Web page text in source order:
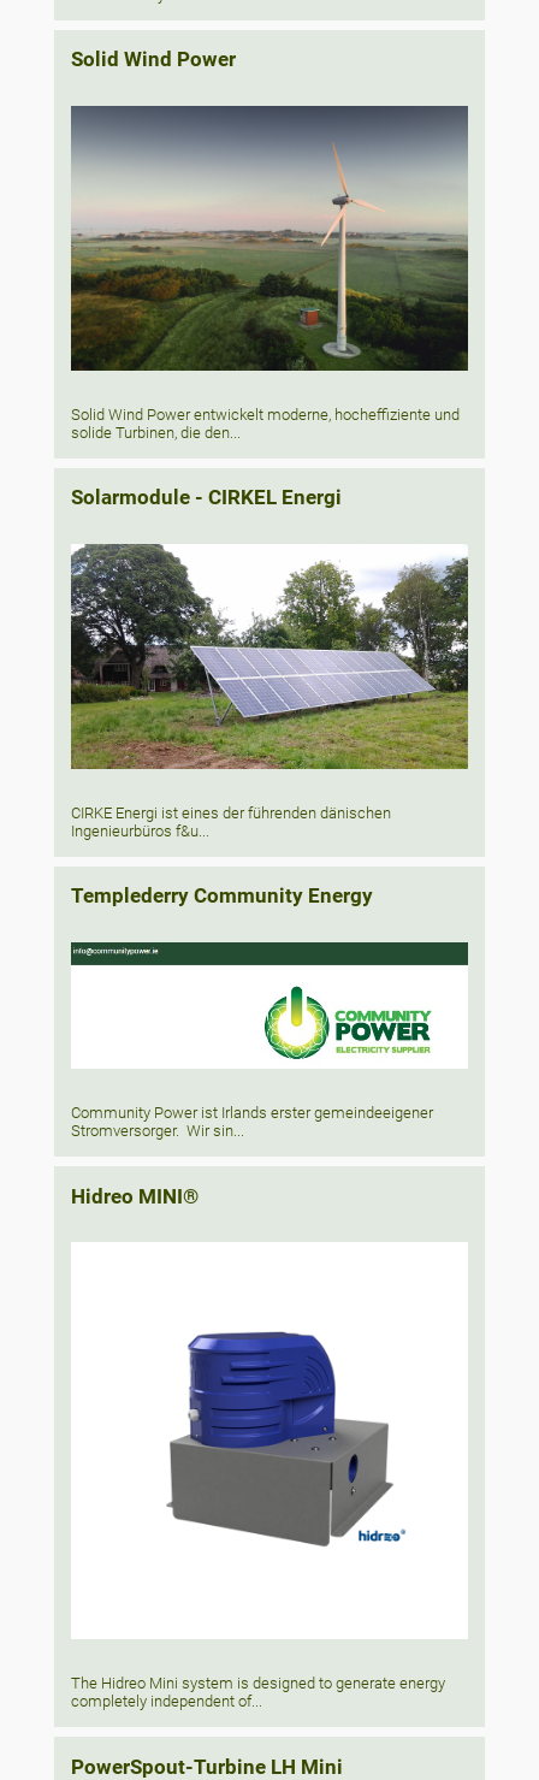
Solid Wind Power
Solid Wind Power entwickelt moderne, hocheffiziente und
solide Turbinen, die den...
Solarmodule - CIRKEL Energi
CIRKE Energi ist eines der führenden dänischen
Ingenieurbüros f&u...
Templederry Community Energy
Community Power ist Irlands erster gemeindeeigener
Stromversorger. Wir sin...
Hidreo MINI®
The Hidreo Mini system is designed to generate energy
completely independent of...
PowerSpout-Turbine LH Mini